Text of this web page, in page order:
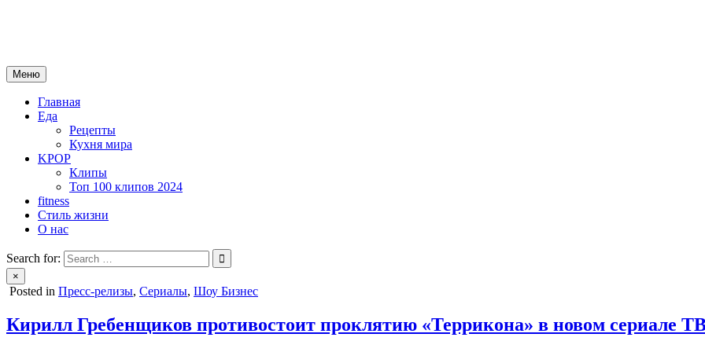
Меню
Главная
Еда
Рецепты
Кухня мира
KPOP
Клипы
Топ 100 клипов 2024
fitness
Стиль жизни
О нас
Search for:
×
Posted in Пресс-релизы, Сериалы, Шоу Бизнес
Кирилл Гребенщиков противостоит проклятию «Террикона» в новом сериале